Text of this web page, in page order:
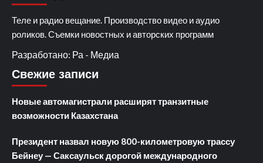
Теле и радио вещание. Производство видео и аудио
роликов. Съемки новостных и авторских программ
Разработано: Ра - Медиа
Свежие записи
Новые автомагистрали расширят транзитные
возможности Казахстана
Президент назвал новую 800-километровую трассу
Бейнеу — Саксаульск дорогой международного